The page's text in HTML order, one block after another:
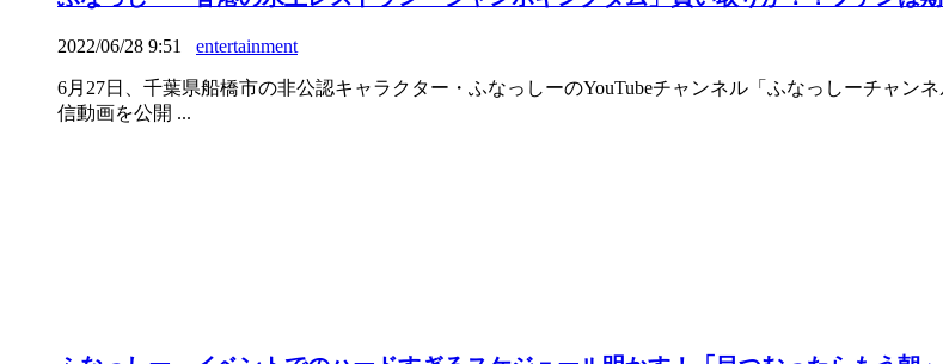
2022/06/28 9:51 entertainment
6月27日、千葉県船橋市の非公認キャラクター・ふなっしーのYouTubeチャンネル「ふなっしーチャ
信動画を公開 ...